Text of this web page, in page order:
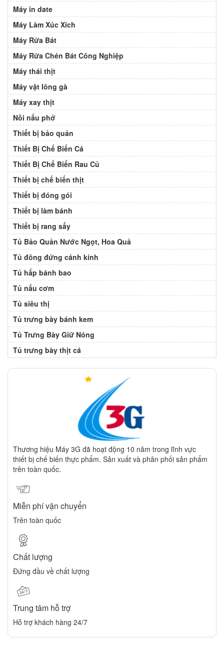
Máy in date
Máy Làm Xúc Xích
Máy Rửa Bát
Máy Rửa Chén Bát Công Nghiệp
Máy thái thịt
Máy vặt lông gà
Máy xay thịt
Nồi nấu phở
Thiết bị bảo quản
Thiết Bị Chế Biến Cá
Thiết Bị Chế Biến Rau Củ
Thiết bị chế biến thịt
Thiết bị đóng gói
Thiết bị làm bánh
Thiết bị rang sấy
Tủ Bảo Quản Nước Ngọt, Hoa Quả
Tủ đông đứng cánh kính
Tủ hấp bánh bao
Tủ nấu cơm
Tủ siêu thị
Tủ trưng bày bánh kem
Tủ Trưng Bày Giữ Nóng
Tủ trưng bày thịt cá
Thương hiệu Máy 3G đã hoạt động 10 năm trong lĩnh vực
thiết bị chế biến thực phẩm. Sản xuất và phân phối sản phẩm
trên toàn quốc.
Miễn phí vận chuyển
Trên toàn quốc
Chất lượng
Đứng đầu về chất lượng
Trung tâm hỗ trợ
Hỗ trợ khách hàng 24/7